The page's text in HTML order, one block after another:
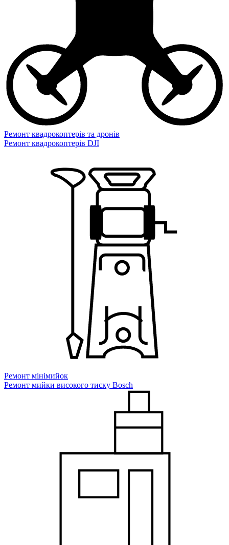
Ремонт квадрокоптерів та дронів
Ремонт квадрокоптерів DJI
Ремонт мiнiмийок
Ремонт мийки високого тиску Bosch